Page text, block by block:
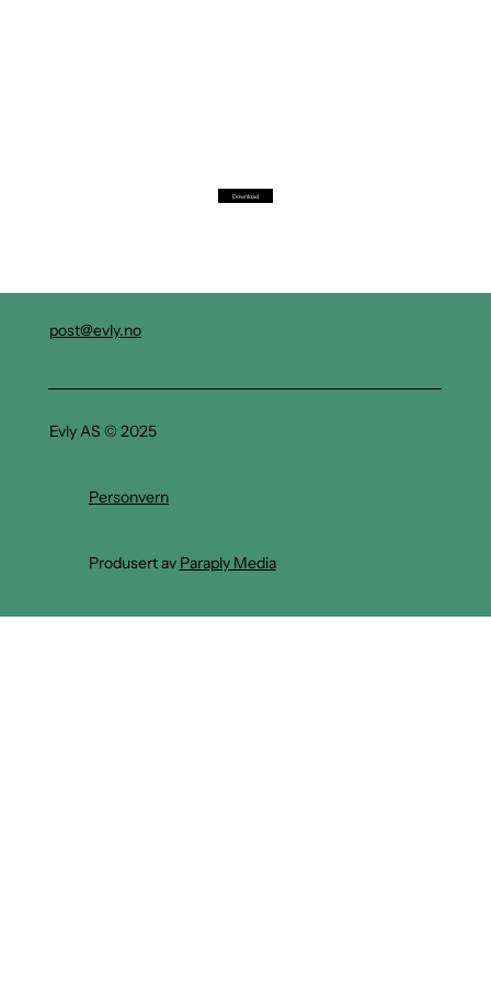
Download
Evly AS © 2025
Personvern
Produsert av Paraply Media
post@evly.no